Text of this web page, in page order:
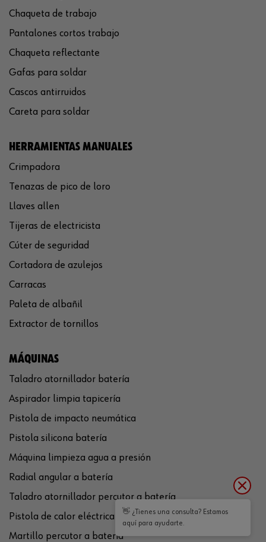
Chaqueta de trabajo
Pantalones cortos trabajo
Chaqueta reflectante
Gafas para soldar
Cascos antirruidos
Careta para soldar
HERRAMIENTAS MANUALES
Crimpadora
Tenazas de pico de loro
Llaves allen
Tijeras de electricista
Cúter de seguridad
Cortadora de azulejos
Carracas
Paleta de albañil
Extractor de tornillos
MÁQUINAS
Taladro atornillador batería
Aspirador limpia tapicería
Pistola de impacto neumática
Pistola silicona batería
Máquina limpieza agua a presión
Radial angular a batería
Taladro atornillador percutor a batería
Pistola de calor eléctrica
Martillo percutor a batería
👋 ¿Tienes una consulta? Estamos
aquí para ayudarte.